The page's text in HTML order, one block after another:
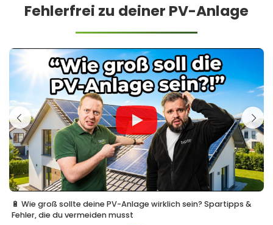
Fehlerfrei zu deiner PV-Anlage
🔋 Wie groß sollte deine PV-Anlage wirklich sein? Spartipps &
Fehler, die du vermeiden musst